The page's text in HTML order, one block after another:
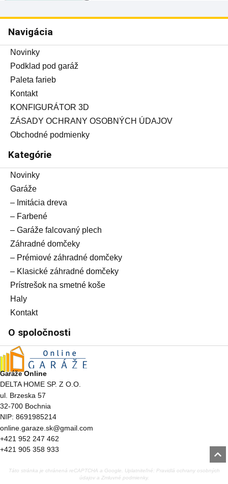
Navigácia
Novinky
Podklad pod garáž
Paleta farieb
Kontakt
KONFIGURÁTOR 3D
ZÁSADY OCHRANY OSOBNÝCH ÚDAJOV
Obchodné podmienky
Kategórie
Novinky
Garáže
– Imitácia dreva
– Farbené
– Garáže falcovaný plech
Záhradné domčeky
– Prémiové záhradné domčeky
– Klasické záhradné domčeky
Prístrešok na smetné koše
Haly
Kontakt
O spoločnosti
GarážeOnline
DELTA HOME SP. Z O.O.
ul. Brzeska 57
32-700 Bochnia
NIP: 8691985214
online.garaze.sk@gmail.com
+421 952 247 462
+421 905 358 933
Táto stránka je chránená reCAPTCHA a Google. Uplatniteľné: Pravidlá ochrany osobných
údajova Zmluvné podmienky.